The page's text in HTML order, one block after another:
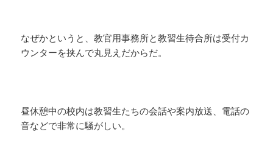
なぜかというと、教官用事務所と教習生待合所は受付カ
ウンターを挟んで丸見えだからだ。
昼休憩中の校内は教習生たちの会話や案内放送、電話の
音などで非常に騒がしい。